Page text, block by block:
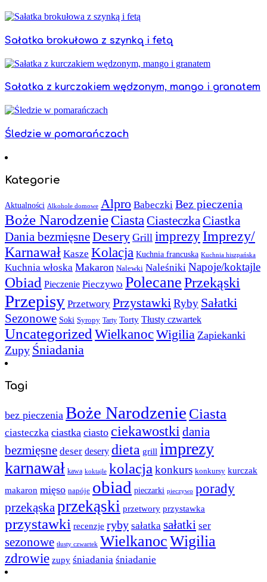
Sałatka brokułowa z szynką i fetą
Sałatka z kurczakiem wędzonym, mango i granatem
Śledzie w pomarańczach
Kategorie
Aktualności Alkohole domowe Alpro Babeczki Bez pieczenia
Boże NarodzenieCiastaCiasteczkaCiastka
Dania bezmięsneDesery Grill imprezy Imprezy/
Karnawał Kasze Kolacja Kuchnia francuska Kuchnia hiszpańska
Kuchnia włoska Makaron Nalewki Naleśniki Napoje/koktajle
Obiad Pieczenie Pieczywo PolecanePrzekąski
Przepisy Przetwory PrzystawkiRyby Sałatki
Sezonowe Soki Syropy Tarty Torty Tłusty czwartek
Uncategorized WielkanocWigilia Zapiekanki
Zupy Śniadania
Tagi
bez pieczenia Boże Narodzenie Ciasta
ciasteczka ciastka ciasto ciekawostki dania
bezmięsne deser desery dieta grill imprezy
karnawał kawa koktajle kolacja konkurs konkursy kurczak
makaron mięso napóje obiad pieczarki pieczywo porady
przekąskaprzekąski przetwory przystawka
przystawki recenzje ryby sałatka sałatki ser
sezonowe tłusty czwartek WielkanocWigilia
zdrowie zupy śniadania śniadanie